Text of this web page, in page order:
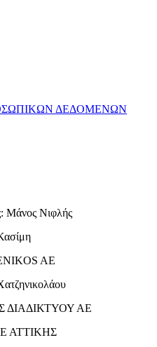
ΔΕΔΟΜΕΝΩΝ
Μάνος Νιφλής
AE
ΔΙΑΔΙΚΤΥΟΥ ΑΕ
ΑΤΤΙΚΗΣ